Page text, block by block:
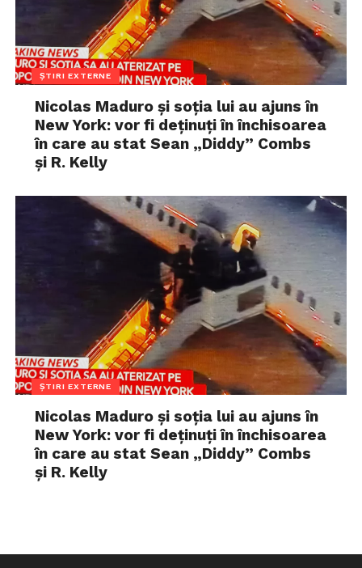
ȘTIRI EXTERNE
Nicolas Maduro și soția lui au ajuns în
New York: vor fi deținuți în închisoarea
în care au stat Sean „Diddy” Combs
și R. Kelly
ȘTIRI EXTERNE
Nicolas Maduro și soția lui au ajuns în
New York: vor fi deținuți în închisoarea
în care au stat Sean „Diddy” Combs
și R. Kelly